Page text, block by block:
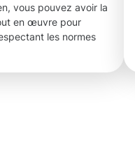
vous pouvez avoir la
en œuvre pour
les normes